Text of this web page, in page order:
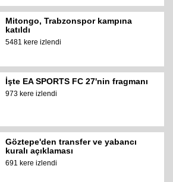
Mitongo, Trabzonspor kampına
katıldı
5481 kere izlendi
İşte EA SPORTS FC 27'nin fragmanı
973 kere izlendi
Göztepe'den transfer ve yabancı
kuralı açıklaması
691 kere izlendi